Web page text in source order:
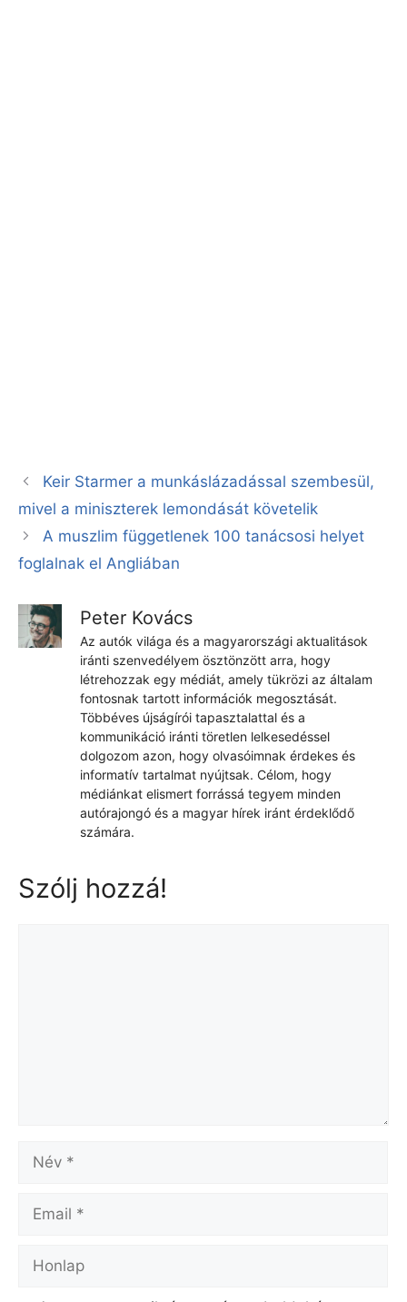
Keir Starmer a munkáslázadással szembesül,
mivel a miniszterek lemondását követelik
A muszlim függetlenek 100 tanácsosi helyet
foglalnak el Angliában
Peter Kovács
Az autók világa és a magyarországi aktualitások
iránti szenvedélyem ösztönzött arra, hogy
létrehozzak egy médiát, amely tükrözi az általam
fontosnak tartott információk megosztását.
Többéves újságírói tapasztalattal és a
kommunikáció iránti töretlen lelkesedéssel
dolgozom azon, hogy olvasóimnak érdekes és
informatív tartalmat nyújtsak. Célom, hogy
médiánkat elismert forrássá tegyem minden
autórajongó és a magyar hírek iránt érdeklődő
számára.
Szólj hozzá!
Név
Email
Honlap